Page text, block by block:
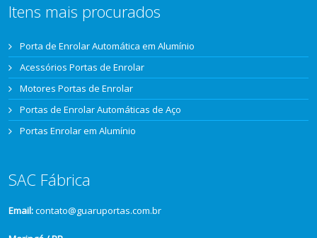
Itens mais procurados
Porta de Enrolar Automática em Alumínio
Acessórios Portas de Enrolar
Motores Portas de Enrolar
Portas de Enrolar Automáticas de Aço
Portas Enrolar em Alumínio
SAC Fábrica
Email:contato@guaruportas.com.br